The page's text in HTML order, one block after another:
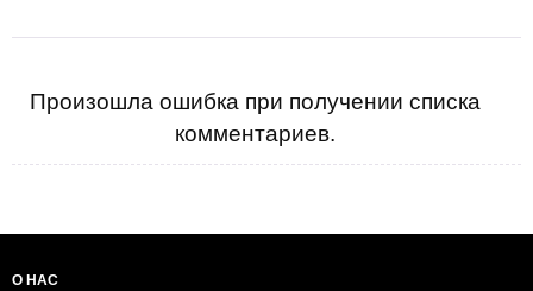
Произошла ошибка при получении списка
комментариев.
О НАС